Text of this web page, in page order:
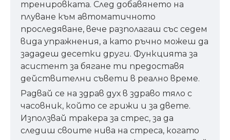
тренировката. След добавянето на
плуване към автоматичното
проследяване, вече разполагаш със седем
вида упражнения, а като ръчно можеш да
зададеш десетки други. Функцията за
асистент за бягане ти предоставя
действителни съвети в реално време.
Радвай се на здрав дух в здраво тяло с
часовник, който се грижи и за двете.
Използвай тракера за стрес, за да
следиш своите нива на стреса, когато